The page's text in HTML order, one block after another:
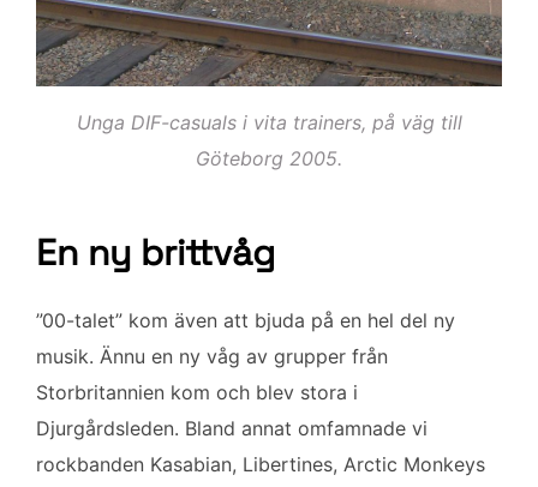
Unga DIF-casuals i vita trainers, på väg till
Göteborg 2005.
En ny brittvåg
”00-talet” kom även att bjuda på en hel del ny
musik. Ännu en ny våg av grupper från
Storbritannien kom och blev stora i
Djurgårdsleden. Bland annat omfamnade vi
rockbanden Kasabian, Libertines, Arctic Monkeys